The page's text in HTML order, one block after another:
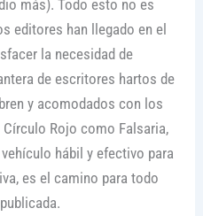
más). Todo esto no es
editores han llegado en el
la necesidad de
de escritores hartos de
y acomodados con los
Rojo como Falsaria,
hábil y efectivo para
es el camino para todo